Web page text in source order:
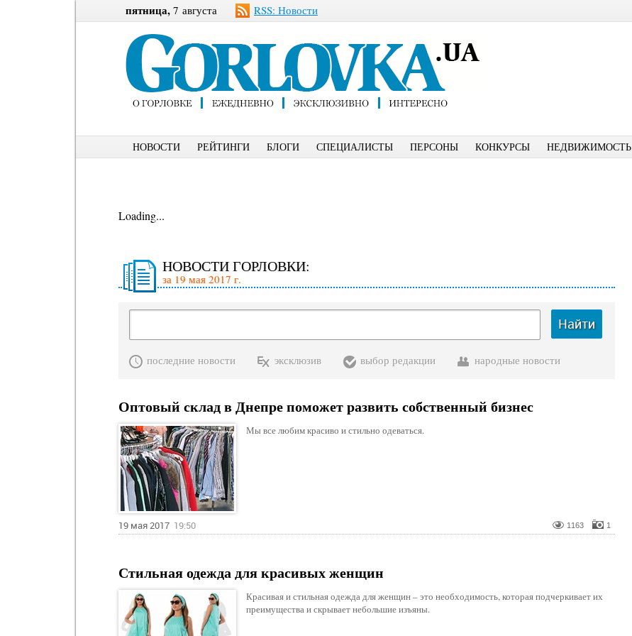
пятница, 7 августа RSS: Новости
НОВОСТИ РЕЙТИНГИ БЛОГИ СПЕЦИАЛИСТЫ ПЕРСОНЫ КОНКУРСЫ НЕДВИЖИМОСТЬ
Loading...
НОВОСТИ ГОРЛОВКИ:
за 19 мая 2017 г.
Найти
последние новости эксклюзив выбор редакции народные новости
Оптовый склад в Днепре поможет развить собственный бизнес
Мы все любим красиво и стильно одеваться.
19 мая 2017 19:50 1163 1
Стильная одежда для красивых женщин
Красивая и стильная одежда для женщин – это необходимость, которая подчеркивает их
преимущества и скрывает небольшие изъяны.